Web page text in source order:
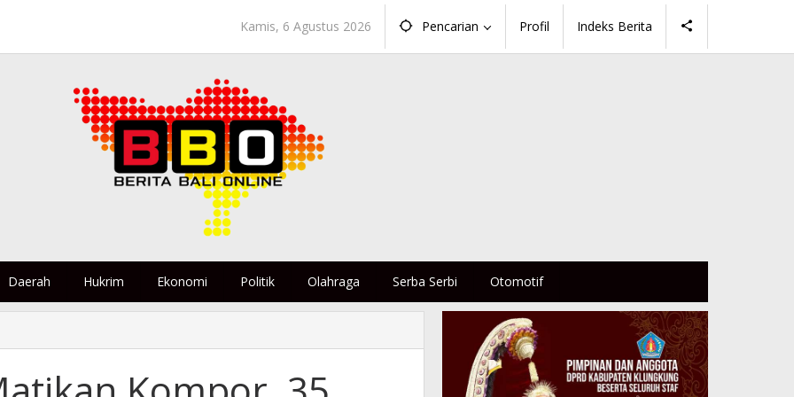
Kamis, 6 Agustus 2026 Pencarian Profil Indeks Berita
Daerah Hukrim Ekonomi Politik Olahraga Serba Serbi Otomotif